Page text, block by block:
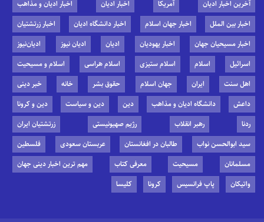
آخرین اخبار ادیان آمریکا اخبار ادیان
اخبار ادیان و مذاهب
اخبار بین الملل
اخبار جهان اسلام اخبار دانشگاه ادیان
اخبار زرتشتیان
اخبار مسیحیان جهان
اخبار یهودیان ادیان ادیان نیوز
ادیان‌نیوز
اسرائیل
اسلام اسلام ستیزی اسلام هراسی
اسلام و مسیحیت
اهل سنت
ایران جهان اسلام حقوق بشر خانه
خبر دینی
داعش
دانشگاه ادیان و مذاهب دین دین و سیاست
دین و کرونا
ردنا
رهبر انقلاب رژیم صهیونیستی
زرتشتیان ایران
سید ابوالحسن نواب
طالبان در افغانستان عربستان سعودی
فلسطین
مسلمانان
مسیحیت معرفی کتاب
مهم ترین اخبار دینی جهان
واتیکان
پاپ فرانسیس کرونا کلیسا